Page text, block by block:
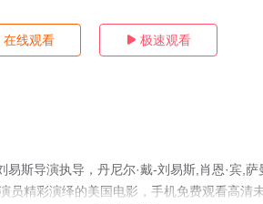
在线观看  极速观看
斯导演执导，丹尼尔·戴-刘易斯,肖恩·宾,
员精彩演绎的美国电影，手机免费观看高清